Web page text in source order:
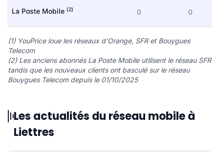
La Poste Mobile (2) 0 0
(1) YouPrice loue les réseaux d'Orange, SFR et Bouygues
Telecom
(2) Les anciens abonnés La Poste Mobile utilisent le réseau SFR
tandis que les nouveaux clients ont basculé sur le réseau
Bouygues Telecom depuis le 01/10/2025
Les actualités du réseau mobile à
Liettres